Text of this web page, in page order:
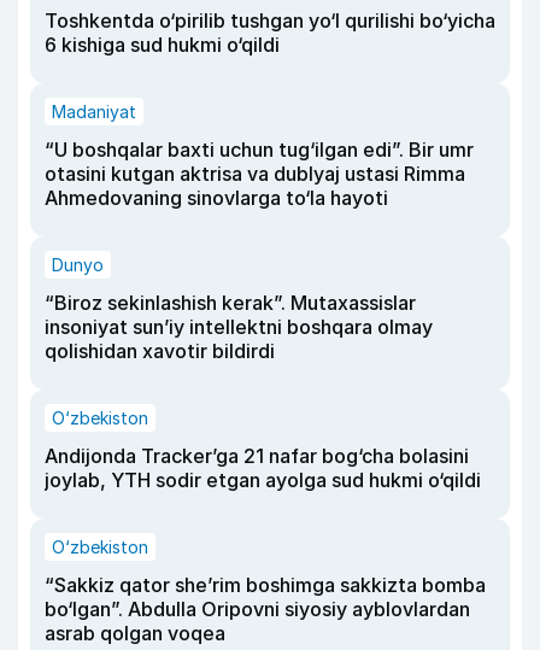
Toshkentda o‘pirilib tushgan yo‘l qurilishi bo‘yicha
6 kishiga sud hukmi o‘qildi
Madaniyat
“U boshqalar baxti uchun tug‘ilgan edi”. Bir umr
otasini kutgan aktrisa va dublyaj ustasi Rimma
Ahmedovaning sinovlarga to‘la hayoti
Dunyo
“Biroz sekinlashish kerak”. Mutaxassislar
insoniyat sun’iy intellektni boshqara olmay
qolishidan xavotir bildirdi
O‘zbekiston
Andijonda Tracker’ga 21 nafar bog‘cha bolasini
joylab, YTH sodir etgan ayolga sud hukmi o‘qildi
O‘zbekiston
“Sakkiz qator she’rim boshimga sakkizta bomba
bo‘lgan”. Abdulla Oripovni siyosiy ayblovlardan
asrab qolgan voqea